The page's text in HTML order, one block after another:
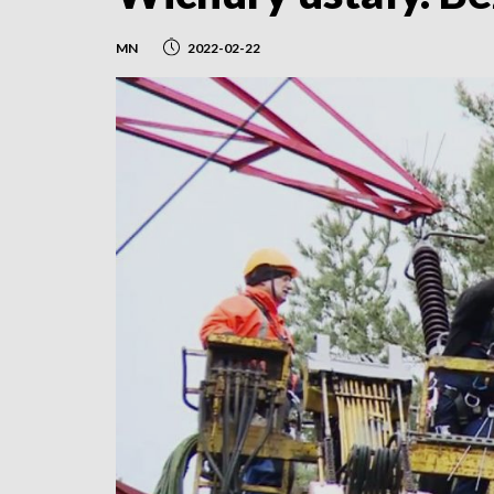
MN 2022-02-22